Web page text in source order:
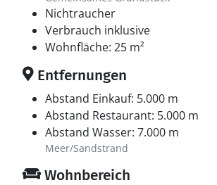
Nichtraucher
Verbrauch inklusive
Wohnfläche: 25 m²
Entfernungen
Abstand Einkauf: 5.000 m
Abstand Restaurant: 5.000 m
Abstand Wasser: 7.000 m
Meer/Sandstrand
Wohnbereich